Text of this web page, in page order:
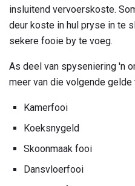
insluitend vervoerskoste.
deur koste in hul pryse in te
sekere fooie by te voeg.
As deel van spyseniering 'n
meer van die volgende gelde
Kamerfooi
Koeksnygeld
Skoonmaak fooi
Dansvloerfooi